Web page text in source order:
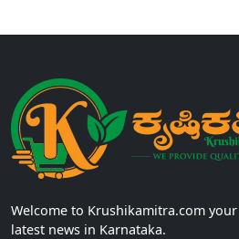
Welcome to Krushikamitra.com
latest news in Karnataka.